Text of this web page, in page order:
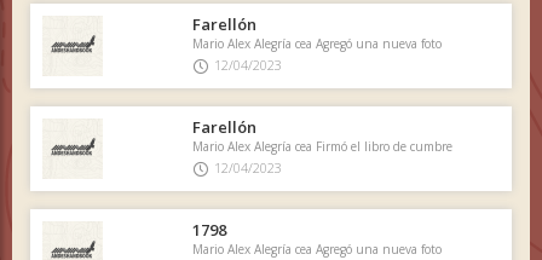
Farellón
Mario Alex Alegría cea Agregó una nueva foto
12/04/2023
Farellón
Mario Alex Alegría cea Firmó el libro de cumbre
12/04/2023
1798
Mario Alex Alegría cea Agregó una nueva foto